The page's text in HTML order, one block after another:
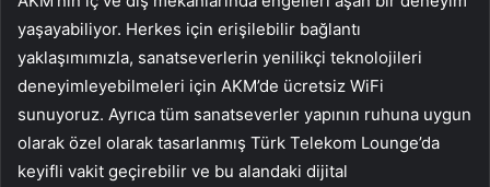
yaşayabiliyor. Herkes için erişilebilir bağlantı
yaklaşımımızla, sanatseverlerin yenilikçi teknolojileri
deneyimleyebilmeleri için AKM’de ücretsiz WiFi
sunuyoruz. Ayrıca tüm sanatseverler yapının ruhuna uygun
olarak özel olarak tasarlanmış Türk Telekom Lounge’da
keyifli vakit geçirebilir ve bu alandaki dijital